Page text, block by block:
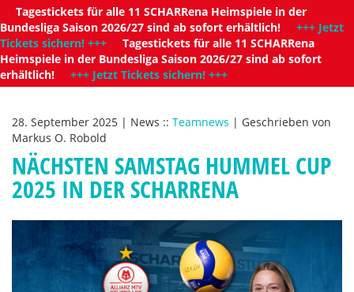
Tagestickets für alle 11 SCHARRena Heimspiele in der
Bundesliga Saison 2026/27 sind ab sofort erhältlich! +++ Jetzt
Tickets sichern! +++ Tagestickets für alle 11 SCHARRena
Heimspiele in der Bundesliga Saison 2026/27 sind ab sofort
erhältlich! +++ Jetzt Tickets sichern! +++
28. September 2025 | News :: Teamnews | Geschrieben von
Markus O. Robold
NÄCHSTEN SAMSTAG HUMMEL CUP
2025 IN DER SCHARRENA